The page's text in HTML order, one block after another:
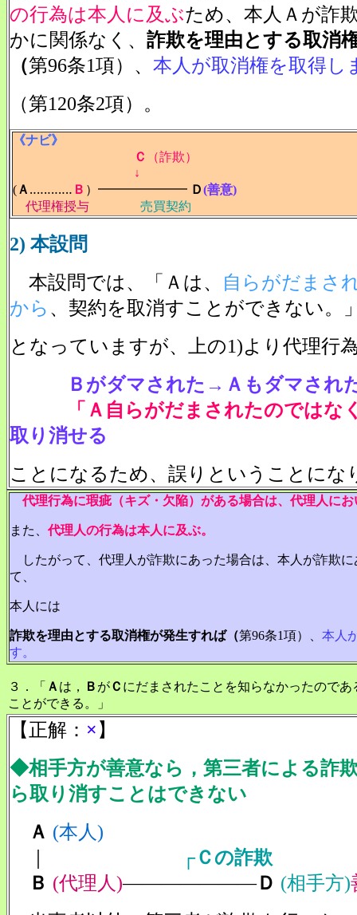
の行為は本人に及ぶため、本人Ａが詐
かに関係なく、 詐欺を理由とする取消
（第96条1項）、 本人が取消権を取得し
（第120条2項）。
《ナビ》
Ｃ
（詐欺）
↓
( Ａ ‥‥‥‥‥‥ Ｂ ）━━━━━━━ Ｄ(善意)
代理権授与
売買契約
2) 本設問
本設問では、「Ａは、
自らがだまさ
から 、契約を取消すことができない。
となっていますが、上の1)より代理行
Ｂがダマされた→Ａもダマされ
「Ａ自らがだまされたのではな
取り消せる
ことになるため、誤りということにな
代理行為に瑕疵（キズ・欠陥）がある場合は、代理人に
また、 代理人の行為は本人に及ぶ。
したがって、代理人が詐欺にあった場合は、本人が詐欺
て、
本人には
詐欺を理由とする取消権が発生すれば（第96条1項）、 本人
す。
３．「 Ａ は， Ｂ がＣ にだまされたことを知らなかったので
ことができる。」
【正解： × 】
◆相手方が善意なら，第三者による詐
ら取り消すことはできない
Ａ (本人)
┌Ｃの詐欺
Ｂ (代理人)―――――――Ｄ (相手方)